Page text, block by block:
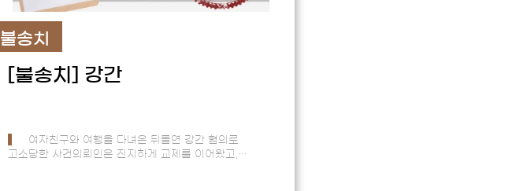
불송치
[불송치] 강간
여자친구와 여행을 다녀온 뒤돌연 강간 혐의로
고소당한 사건의뢰인은 진지하게 교제를 이어왔고,